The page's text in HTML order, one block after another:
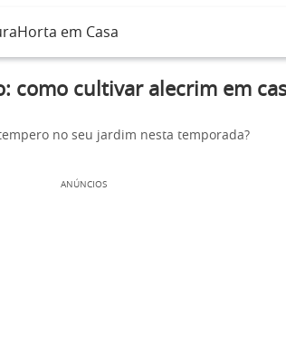
Horta em Casa
como cultivar alecrim em
no seu jardim nesta temporada?
ANÚNCIOS